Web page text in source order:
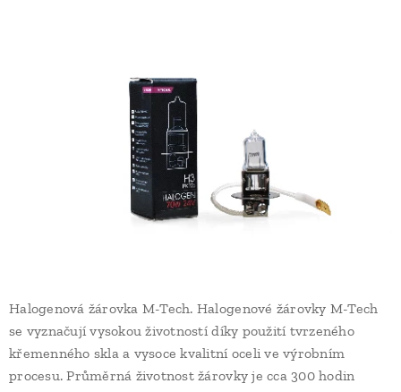
Halogenová žárovka M-Tech. Halogenové žárovky M-Tech
se vyznačují vysokou životností díky použití tvrzeného
křemenného skla a vysoce kvalitní oceli ve výrobním
procesu. Průměrná životnost žárovky je cca 300 hodin